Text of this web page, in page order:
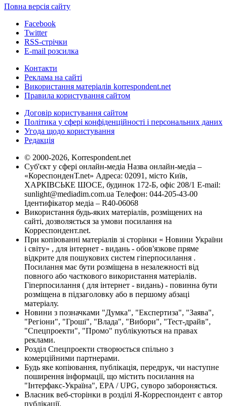
Повна версія сайту
Facebook
Twitter
RSS-стрічки
E-mail розсилка
Контакти
Реклама на сайті
Використання матеріалів korrespondent.net
Правила користування сайтом
Договір користування сайтом
Політика у сфері конфіденційності і персональних даних
Угода щодо користування
Редакція
© 2000-2026, Korrespondent.net
Суб'єкт у сфері онлайн-медіа Назва онлайн-медіа –
«КореспонденТ.net» Адреса: 02091, місто Київ,
ХАРКІВСЬКЕ ШОСЕ, будинок 172-Б, офіс 208/1 E-mail:
sunlight@mediadim.com.ua Телефон: 044-205-43-00
Ідентифікатор медіа – R40-06068
Використання будь-яких матеріалів, розміщених на
сайті, дозволяється за умови посилання на
Корреспондент.net.
При копіюванні матеріалів зі сторінки « Новини України
і світу» , для інтернет - видань - обов'язкове пряме
відкрите для пошукових систем гіперпосилання .
Посилання має бути розміщена в незалежності від
повного або часткового використання матеріалів.
Гіперпосилання ( для інтернет - видань) - повинна бути
розміщена в підзаголовку або в першому абзаці
матеріалу.
Новини з позначками "Думка", "Експертиза", "Заява",
"Регіони", "Гроші", "Влада", "Вибори", "Тест-драйв",
"Спецпроекти", "Промо" публікуються на правах
реклами.
Розділ Спецпроекти створюється спільно з
комерційними партнерами.
Будь яке копіювання, публікація, передрук, чи наступне
поширення інформації, що містить посилання на
"Інтерфакс-Україна", EPA / UPG, суворо забороняється.
Власник веб-сторінки в розділі Я-Корреспондент є автор
публікації.